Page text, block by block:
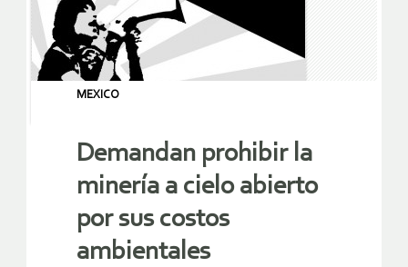
MEXICO
Demandan prohibir la
minería a cielo abierto
por sus costos
ambientales